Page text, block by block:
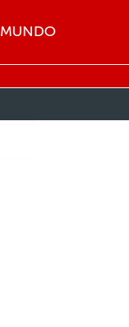
MUNDO